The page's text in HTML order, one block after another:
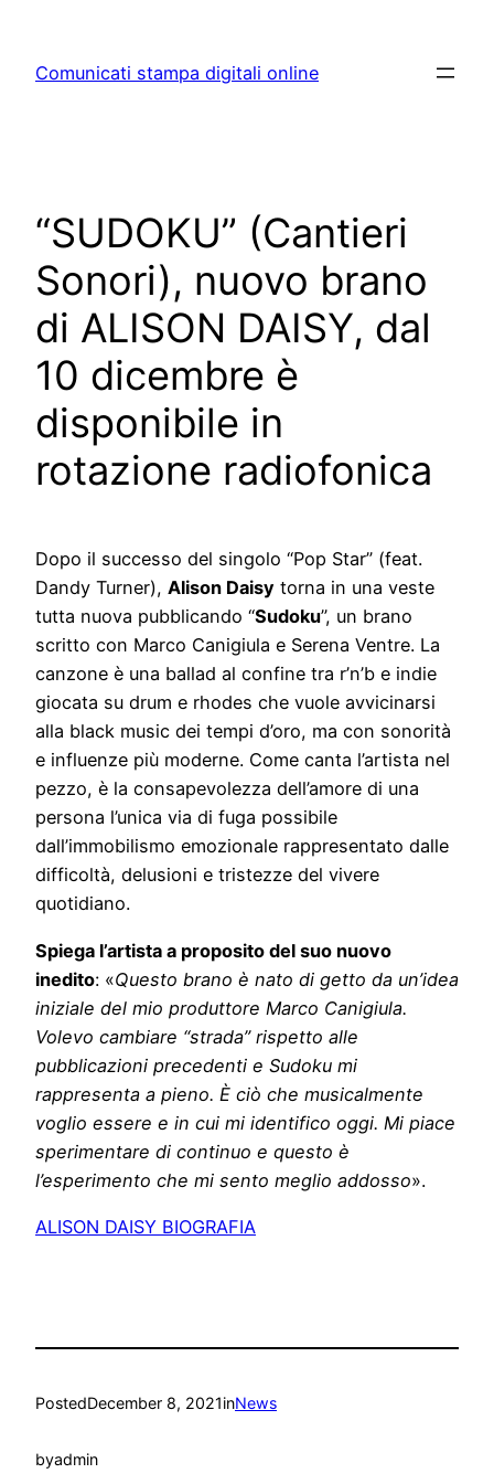
content
Comunicati stampa digitali online
“SUDOKU” (Cantieri
Sonori), nuovo brano
di ALISON DAISY, dal
10 dicembre è
disponibile in
rotazione radiofonica
Dopo il successo del singolo “Pop Star” (feat.
Dandy Turner), Alison Daisy torna in una veste
tutta nuova pubblicando “Sudoku”, un brano
scritto con Marco Canigiula e Serena Ventre. La
canzone è una ballad al confine tra r’n’b e indie
giocata su drum e rhodes che vuole avvicinarsi
alla black music dei tempi d’oro, ma con sonorità
e influenze più moderne. Come canta l’artista nel
pezzo, è la consapevolezza dell’amore di una
persona l’unica via di fuga possibile
dall’immobilismo emozionale rappresentato dalle
difficoltà, delusioni e tristezze del vivere
quotidiano.
Spiega l’artista a proposito del suo nuovo
inedito: «Questo brano è nato di getto da un’idea
iniziale del mio produttore Marco Canigiula.
Volevo cambiare “strada” rispetto alle
pubblicazioni precedenti e Sudoku mi
rappresenta a pieno. È ciò che musicalmente
voglio essere e in cui mi identifico oggi. Mi piace
sperimentare di continuo e questo è
l’esperimento che mi sento meglio addosso».
ALISON DAISY BIOGRAFIA
PostedDecember 8, 2021inNews
byadmin